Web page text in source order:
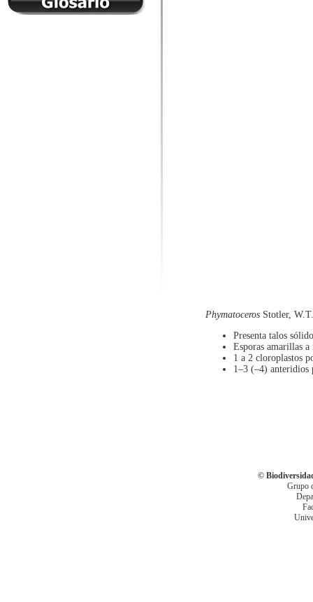
Phymatoceros Stotler,
Presenta talos
Esporas amarillas a
1 a 2 cloroplastos
1–3 (–4) anteridios
©
Grupo